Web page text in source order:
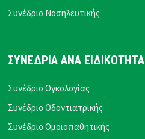
Συνέδριο Νοσηλευτικής
ΣΥΝΕΔΡΙΑ ΑΝΑ ΕΙΔΙΚΟΤΗΤΑ
Συνέδριο Ογκολογίας
Συνέδριο Οδοντιατρικής
Συνέδριο Ομοιοπαθητικής